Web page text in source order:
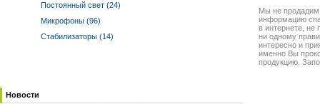
Постоянный свет (24)
Микрофоны (96)
Стабилизаторы (14)
Новости
Мы не
информацию
в интернете, не
ни одному
интересно и
именно Вы
продукцию.